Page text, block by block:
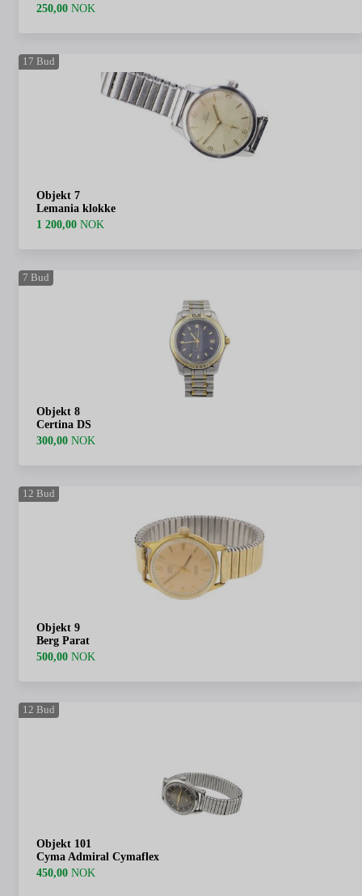
250,00 NOK
17 Bud
Objekt 7
Lemania klokke
1 200,00 NOK
7 Bud
Objekt 8
Certina DS
300,00 NOK
12 Bud
Objekt 9
Berg Parat
500,00 NOK
12 Bud
Objekt 101
Cyma Admiral Cymaflex
450,00 NOK